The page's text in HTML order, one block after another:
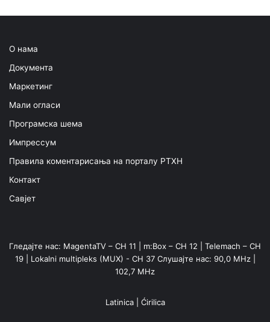
О нама
Документа
Маркетинг
Мали огласи
Програмска шема
Импрессум
Правила коментарисања на порталу РТХН
Контакт
Савјет
Гледајте нас: MagentaTV – CH 11 | m:Box – CH 12 | Telemach – CH
19 | Lokalni multipleks (MUX) - CH 37 Слушајте нас: 90,0 MHz |
102,7 MHz
Latinica| Ćirilica